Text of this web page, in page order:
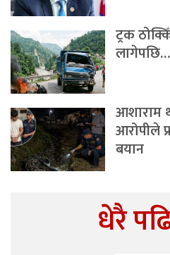
ट्रक
लागेपछि…
आशाराम
आरोपीले
बयान
धेरै